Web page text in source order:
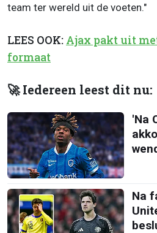
team ter wereld uit de voeten."
LEES OOK: Ajax pakt uit
formaat
🚀 Iedereen leest dit nu:
'Na
Na